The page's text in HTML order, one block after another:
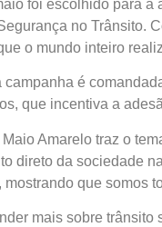
foi escolhido para a
no Trânsito.
o mundo inteiro
campanha é
que incentiva a
Amarelo traz o
direto da sociedade
mostrando que
mais sobre trânsito